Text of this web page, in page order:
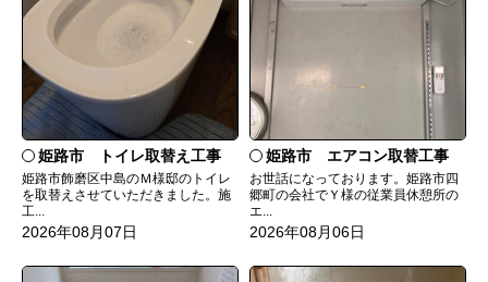
姫路市 トイレ取替え工事
姫路市飾磨区中島のＭ様邸のトイレ
を取替えさせていただきました。施
工...
2026年08月07日
姫路市 エアコン取替工事
お世話になっております。姫路市四
郷町の会社でＹ様の従業員休憩所の
エ...
2026年08月06日